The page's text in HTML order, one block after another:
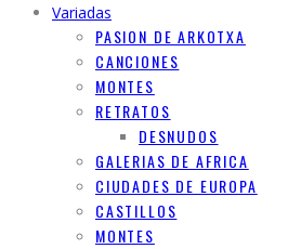
Variadas
PASION DE ARKOTXA
CANCIONES
MONTES
RETRATOS
DESNUDOS
GALERIAS DE AFRICA
CIUDADES DE EUROPA
CASTILLOS
MONTES